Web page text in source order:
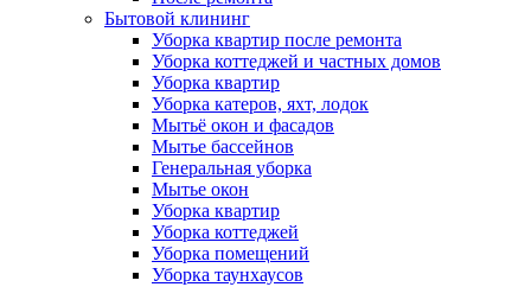
Бытовой клининг
Уборка квартир после ремонта
Уборка коттеджей и частных домов
Уборка квартир
Уборка катеров, яхт, лодок
Мытьё окон и фасадов
Мытье бассейнов
Генеральная уборка
Мытье окон
Уборка квартир
Уборка коттеджей
Уборка помещений
Уборка таунхаусов